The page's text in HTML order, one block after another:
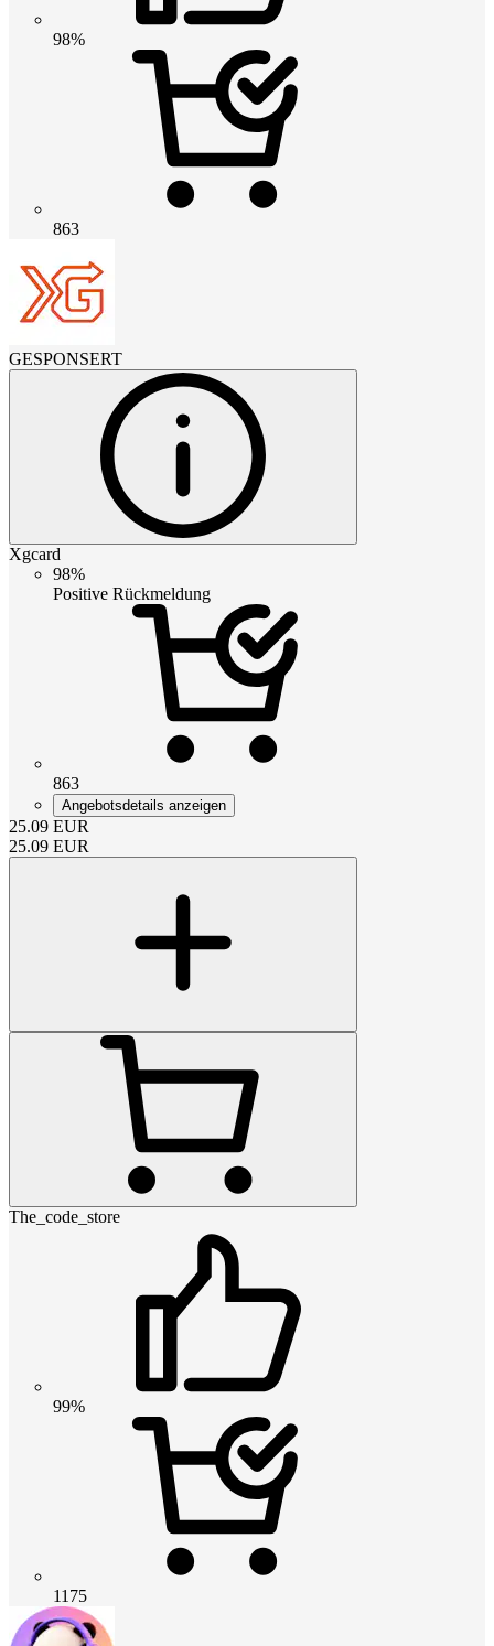
98%
863
GESPONSERT
Xgcard
98%
Positive Rückmeldung
863
Angebotsdetails anzeigen
25.09 EUR
25.09 EUR
The_code_store
99%
1175